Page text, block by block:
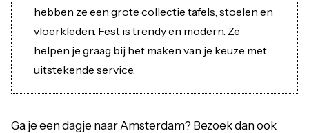
hebben ze een grote collectie tafels, stoelen en
vloerkleden. Fest is trendy en modern. Ze
helpen je graag bij het maken van je keuze met
uitstekende service.
Ga je een dagje naar Amsterdam? Bezoek dan ook